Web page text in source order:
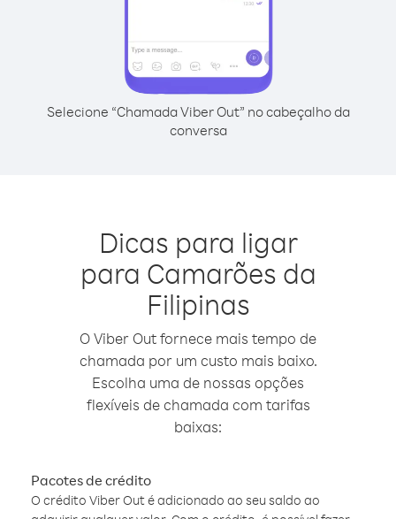
Selecione “Chamada Viber Out” no cabeçalho da
conversa
Dicas para ligar
para Camarões da
Filipinas
O Viber Out fornece mais tempo de
chamada por um custo mais baixo.
Escolha uma de nossas opções
flexíveis de chamada com tarifas
baixas:
Pacotes de crédito
O crédito Viber Out é adicionado ao seu saldo ao